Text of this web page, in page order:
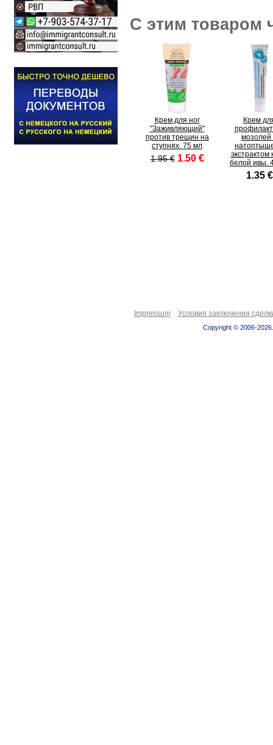
С этим товаром
Крем для ног
"Заживляющий"
против трещин на
ступнях. 75 мл
1.95 € 1.50 €
Крем
мозолей
экстрактом
белой ивы.
1.35 €
Impressum Условия заключения
Copyright © 2006-